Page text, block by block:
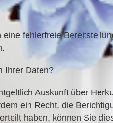
fehlerfreie
Ihrer Daten?
Auskunft über
ein Recht, die
haben, können Sie